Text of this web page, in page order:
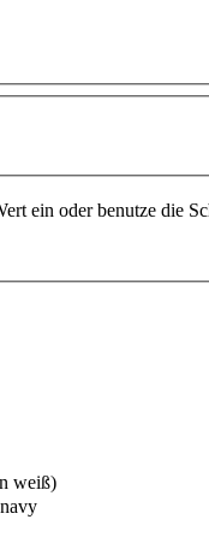
ein oder benutze die
weiß)